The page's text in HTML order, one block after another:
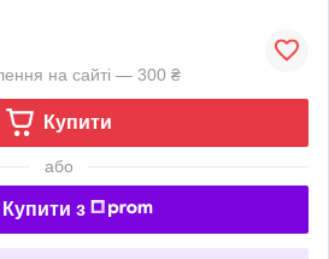
на сайті — 300 ₴
Купити
або
Купити з